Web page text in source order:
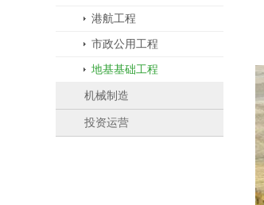
港航工程
市政公用工程
地基基础工程
机械制造
投资运营